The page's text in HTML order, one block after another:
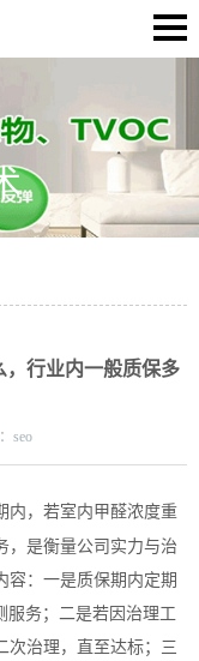
，行业内一般质保多
seo
内，若室内甲醛浓度重
，是衡量公司实力与治
容：一是质保期内定期
服务；二是若因治理工
次治理，直至达标；三